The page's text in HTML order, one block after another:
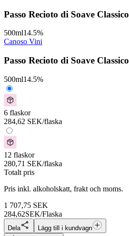
Passo Recioto di Soave Classico
500ml14.5%
Canoso Vini
Passo Recioto di Soave Classico
500ml14.5%
6 flaskor
284,62 SEK/flaska
12 flaskor
280,71 SEK/flaska
Totalt pris
Pris inkl. alkoholskatt, frakt och moms.
1 707,75 SEK
284,62SEK/Flaska
Dela Lägg till i kundvagn